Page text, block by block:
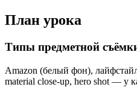
План урока
Типы предметной
Amazon (белый фон),
material close-up, hero shot — у